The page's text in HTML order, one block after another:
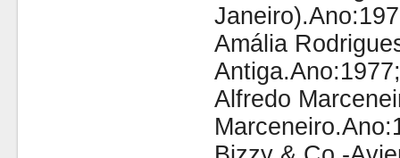
Amália
Antiga.Ano:1977;
Alfredo